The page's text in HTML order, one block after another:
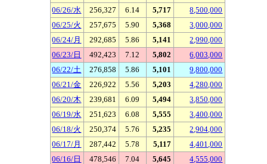
06/26/水
256,327 6.14 5,717
8,500,000
06/25/火
257,675 5.90 5,368
3,000,000
06/24/月
292,685 5.86 5,141
2,990,000
06/23/日
492,423 7.12 5,802
6,003,000
06/22/土
276,858 5.86 5,101
9,800,000
06/21/金
226,922 5.56 5,203
4,280,000
06/20/木
239,681 6.09 5,494
3,850,000
06/19/水
251,623 6.08 5,555
3,400,000
06/18/火
250,374 5.76 5,235
2,904,000
06/17/月
287,442 5.78 5,117
4,401,000
06/16/日
478,546 7.04 5,645
4,555,000